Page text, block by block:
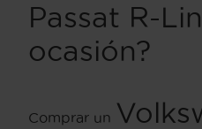
Passat R-
ocasión?
Comprar un